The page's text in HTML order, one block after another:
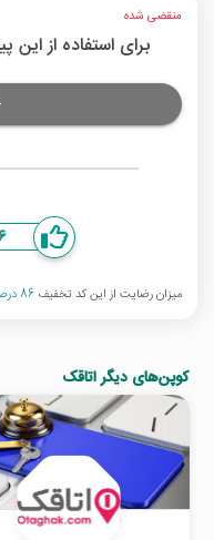
منقضی شده
برای استفاده از
میزان رضایت از این کد تخفیف 86 درصد
کوپن‌های دیگر اتاقک